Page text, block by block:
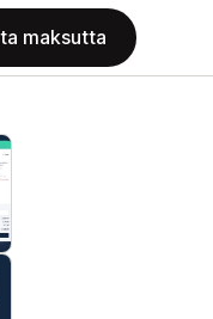
maksutta